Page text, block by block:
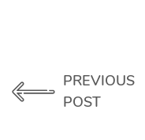
PREVIOUS
POST